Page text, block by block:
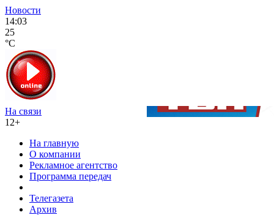
Новости
14:03
25
°C
На связи
12+
На главную
О компании
Рекламное агентство
Программа передач
Телегазета
Архив